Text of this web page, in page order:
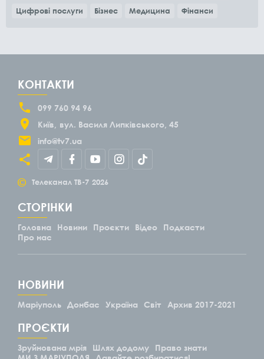
Цифрові послуги
Бізнес Медицина Фінанси
КОНТАКТИ
099 760 94 96
Київ
вул. Василя Липківського, 45
info@tv7.ua
© Телеканал ТВ-7 2026
СТОРІНКИ
Головна Новини Проєкти Відео
Подкасти
Про нас
НОВИНИ
Маріуполь Донбас Україна Світ Архив 2017-2021
ПРОЄКТИ
Зруйнована мрія Шлях додому
Право знати